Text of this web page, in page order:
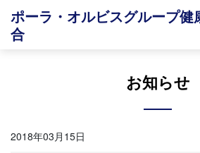
Skip
content
ポーラ・オルビスグループ健
合
お知らせ
2018年03月15日